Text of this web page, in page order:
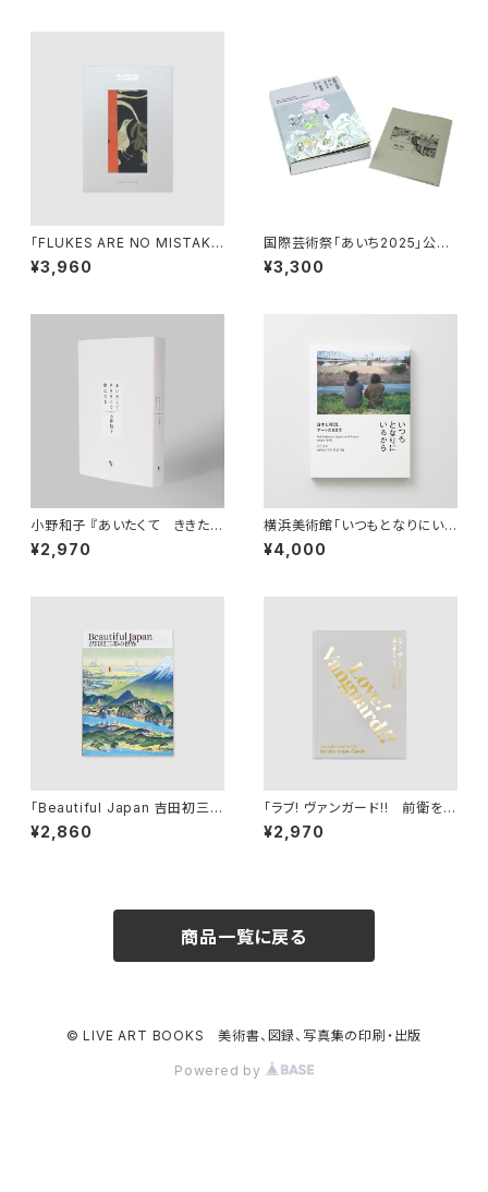
「FLUKES ARE NO MISTAKE
–タラブックス,失敗と本づくりの
未来-」展図録 (T179400)
¥3,960
国際芸術祭「あいち2025」公式
カタログ（194031101）
¥3,300
小野和子 『あいたくて ききたく
¥2,970
横浜美術館「いつもとなりにいる
から 日本と韓国、アートの80
年」展覧会 公式図録(191729)
¥4,000
「Beautiful Japan 吉田初三郎
の世界」図録（181273103）
¥2,860
「ラブ! ヴァンガード!! 前衛を愛
した、あるコレクターの眼」展
公式図録(194170)
¥2,970
商品一覧に戻る
© LIVE ART BOOKS 美術書、図録、写真集の印刷・出版
Powered by